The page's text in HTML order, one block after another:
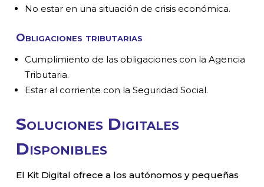
No estar en una situación de crisis económica.
Obligaciones tributarias
Cumplimiento de las obligaciones con la Agencia
Tributaria.
Estar al corriente con la Seguridad Social.
Soluciones Digitales
Disponibles
El Kit Digital ofrece a los autónomos y pequeñas